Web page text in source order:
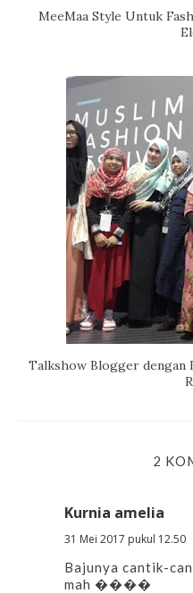
MeeMaa Style Untuk
Talkshow Blogger dengan
2
Kurnia amelia
31 Mei 2017 pukul 12.50
Bajunya cantik-
mah ����